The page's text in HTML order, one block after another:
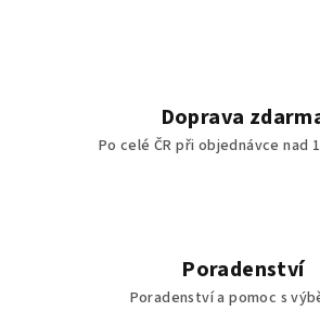
Doprava
Po celé ČR při objednávce nad
Poradenství
Poradenství a pomoc s